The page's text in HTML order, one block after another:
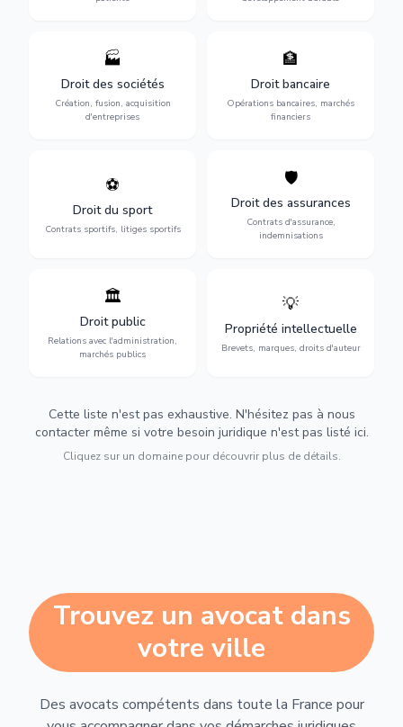
🏭
Droit des sociétés
Création, fusion, acquisition
d'entreprises
Structuration de votre
société : création, fusion-
acquisition, gouvernance et
restructuration.
🏦
Droit bancaire
Opérations bancaires, marchés
financiers
Gestion de vos opérations
financières : contentieux
bancaire, investissements et
régulation.
⚽
Droit du sport
Contrats sportifs, litiges sportifs
Expertise en droit sportif :
transferts, sponsoring et
contentieux.
🛡️
Droit des assurances
Contrats d'assurance,
indemnisations
Défense de vos intérêts :
contrats d'assurance,
sinistres et indemnisations
optimales.
🏛️
Droit public
Relations avec l'administration,
marchés publics
Gestion de vos relations
avec l'administration :
marchés publics,
urbanisme et contentieux.
💡
Propriété intellectuelle
Brevets, marques, droits d'auteur
Protection de vos créations
d'auteur et lutte contre la
contrefaçon.
Cette liste n'est pas exhaustive. N'hésitez pas à nous
contacter même si votre besoin juridique n'est pas listé ici.
Cliquez sur un domaine pour découvrir plus de détails.
Trouvez un avocat dans
votre ville
Des avocats compétents dans toute la France pour